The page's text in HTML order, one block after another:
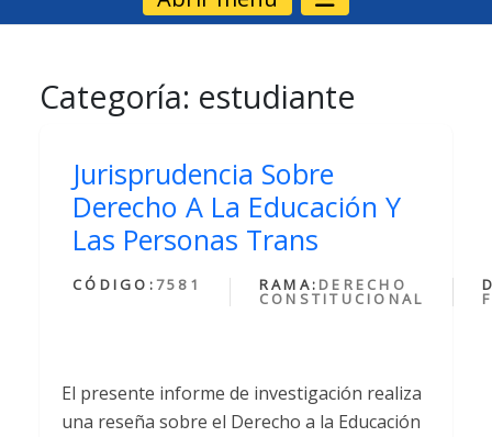
Categoría: estudiante
Jurisprudencia Sobre
Derecho A La Educación Y
Las Personas Trans
CÓDIGO: 7581 RAMA: DERECHO
CONSTITUCIONAL
El presente informe de investigación realiza
una reseña sobre el Derecho a la Educación